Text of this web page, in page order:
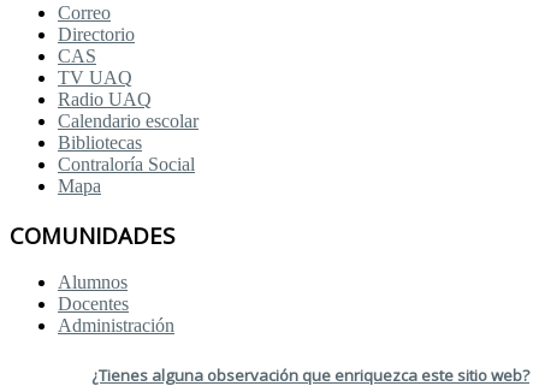
Correo
Directorio
CAS
TV UAQ
Radio UAQ
Calendario escolar
Bibliotecas
Contraloría Social
Mapa
COMUNIDADES
Alumnos
Docentes
Administración
¿Tienes alguna observación que enriquezca este sitio web?